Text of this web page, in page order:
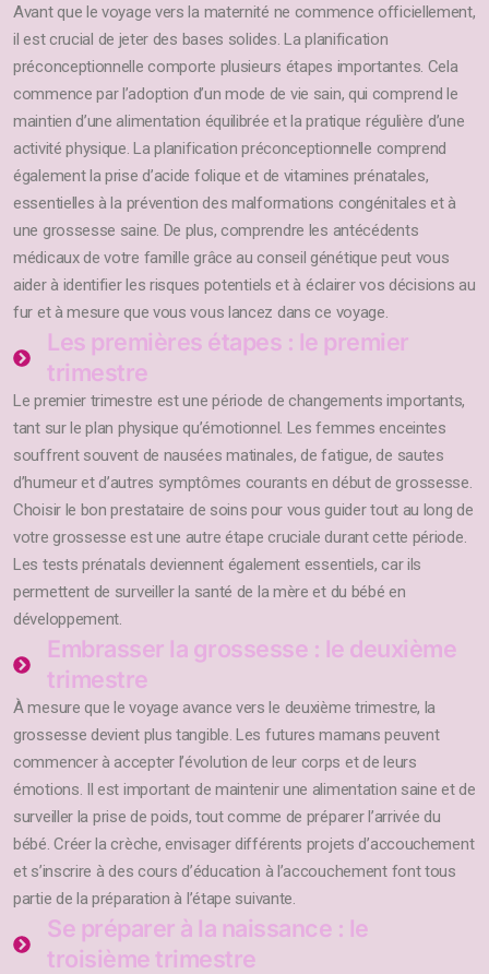
Avant que le voyage vers la maternité ne commence officiellement,
il est crucial de jeter des bases solides. La planification
préconceptionnelle comporte plusieurs étapes importantes. Cela
commence par l’adoption d’un mode de vie sain, qui comprend le
maintien d’une alimentation équilibrée et la pratique régulière d’une
activité physique. La planification préconceptionnelle comprend
également la prise d’acide folique et de vitamines prénatales,
essentielles à la prévention des malformations congénitales et à
une grossesse saine. De plus, comprendre les antécédents
médicaux de votre famille grâce au conseil génétique peut vous
aider à identifier les risques potentiels et à éclairer vos décisions au
fur et à mesure que vous vous lancez dans ce voyage.
Les premières étapes : le premier
trimestre
Le premier trimestre est une période de changements importants,
tant sur le plan physique qu’émotionnel. Les femmes enceintes
souffrent souvent de nausées matinales, de fatigue, de sautes
d’humeur et d’autres symptômes courants en début de grossesse.
Choisir le bon prestataire de soins pour vous guider tout au long de
votre grossesse est une autre étape cruciale durant cette période.
Les tests prénatals deviennent également essentiels, car ils
permettent de surveiller la santé de la mère et du bébé en
développement.
Embrasser la grossesse : le deuxième
trimestre
À mesure que le voyage avance vers le deuxième trimestre, la
grossesse devient plus tangible. Les futures mamans peuvent
commencer à accepter l’évolution de leur corps et de leurs
émotions. Il est important de maintenir une alimentation saine et de
surveiller la prise de poids, tout comme de préparer l’arrivée du
bébé. Créer la crèche, envisager différents projets d’accouchement
et s’inscrire à des cours d’éducation à l’accouchement font tous
partie de la préparation à l’étape suivante.
Se préparer à la naissance : le
troisième trimestre